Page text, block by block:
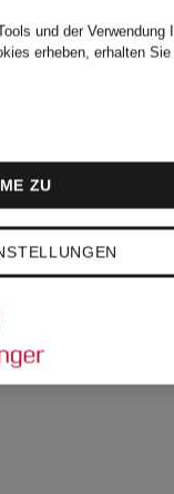
und der Verwendung
erheben, erhalten
ZU